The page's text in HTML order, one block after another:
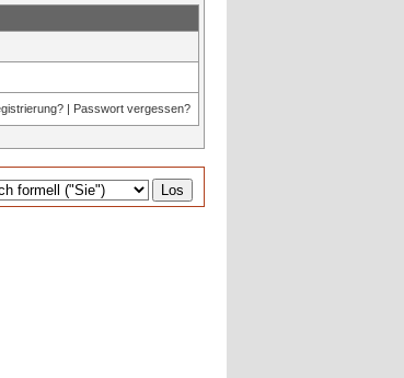
| Passwort vergessen?